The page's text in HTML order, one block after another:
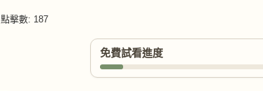
點擊數: 187
免費試看進度